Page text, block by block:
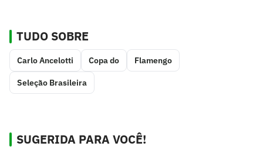
TUDO SOBRE
Carlo Ancelotti Copa do Flamengo
Seleção Brasileira
SUGERIDA PARA VOCÊ!